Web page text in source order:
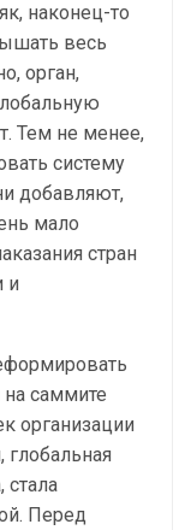
наконец-то
весь
орган,
Тем не менее,
систему
добавляют,
мало
стран
и
саммите
организации
стала
Перед